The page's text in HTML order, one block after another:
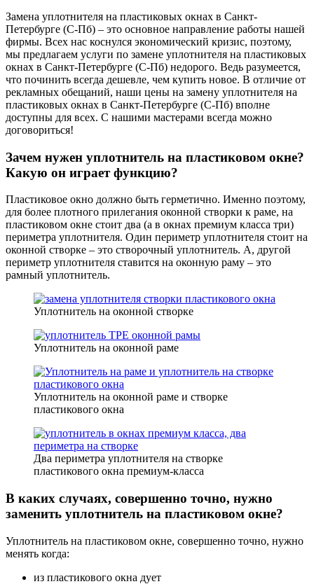
Замена уплотнителя на пластиковых окнах в Санкт-
Петербурге (С-Пб) – это основное направление работы нашей
фирмы. Всех нас коснулся экономический кризис, поэтому,
мы предлагаем услуги по замене уплотнителя на пластиковых
окнах в Санкт-Петербурге (С-Пб) недорого. Ведь разумеется,
что починить всегда дешевле, чем купить новое. В отличие от
рекламных обещаний, наши цены на замену уплотнителя на
пластиковых окнах в Санкт-Петербурге (С-Пб) вполне
доступны для всех. С нашими мастерами всегда можно
договориться!
Зачем нужен уплотнитель на пластиковом окне?
Какую он играет функцию?
Пластиковое окно должно быть герметично. Именно поэтому,
для более плотного прилегания оконной створки к раме, на
пластиковом окне стоит два (а в окнах премиум класса три)
периметра уплотнителя. Один периметр уплотнителя стоит на
оконной створке – это створочный уплотнитель. А, другой
периметр уплотнителя ставится на оконную раму – это
рамный уплотнитель.
Уплотнитель на оконной створке
Уплотнитель на оконной раме
Уплотнитель на оконной раме и створке
пластикового окна
Два периметра уплотнителя на створке
пластикового окна премиум-класса
В каких случаях, совершенно точно, нужно
заменить уплотнитель на пластиковом окне?
Уплотнитель на пластиковом окне, совершенно точно, нужно
менять когда:
из пластикового окна дует